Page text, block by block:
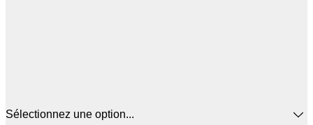
Sélectionnez une option...